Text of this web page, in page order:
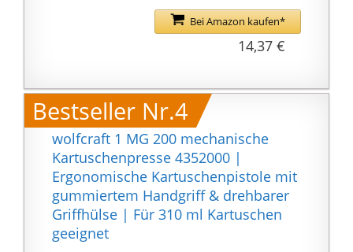
Hobbyheimwerker
geeignet.
ergonomische
gummierte Griffe
den ganzen Tag
Der
Dämpfungsmechanism
us verhindert
Quietschgeräusche
beim Drücken des
Abzugs; der tropffreie
Mechanismus zieht die
Bei Amazon kaufen*
14,37 €
Bestseller Nr.4
wolfcraft 1 MG 200 mechanische
Kartuschenpresse 4352000 |
Ergonomische Kartuschenpistole mit
gummiertem Handgriff & drehbarer
Griffhülse | Für 310 ml Kartuschen
geeignet